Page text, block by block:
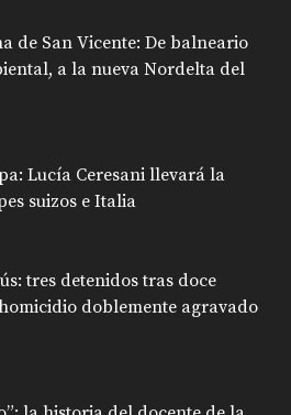
de San Vicente: De balneario
a la nueva Nordelta del
Lucía Ceresani llevará la
suizos e Italia
tres detenidos tras doce
doblemente agravado